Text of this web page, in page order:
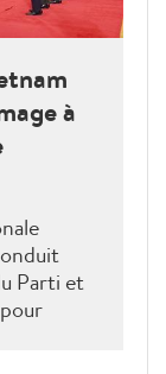
à
Parti et